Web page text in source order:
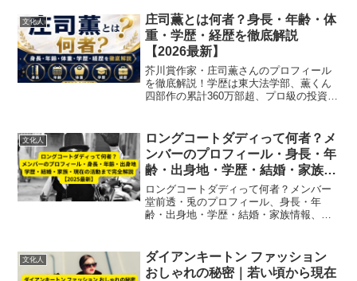
新情報で徹底解説。
文化人
庄司薫とは何者？身長・年齢・体
重・学歴・経歴を徹底解説
【2026最新】
芥川賞作家・庄司薫さんのプロフィール
を徹底解説！学歴は東大法学部、薫くん
四部作の累計360万部超、プロ級の投資家
文化人
ロングコートダディって何者？メ
ンバーのプロフィール・身長・年
齢・出身地・学歴・結婚・家族・
現在の活動まで完全解説【2025
最新】
ロングコートダディって何者？メンバー
堂前透・兎のプロフィール、身長・年
齢・出身地・学歴・結婚・家族情報、芸
文化人
ダイアンキートン ファッション
おしゃれの秘密｜若い頃から現在